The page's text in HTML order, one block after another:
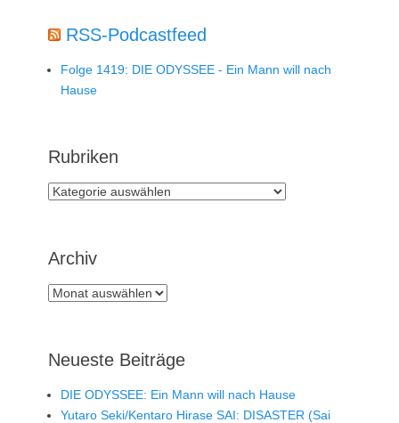
RSS-Podcastfeed
Folge 1419: DIE ODYSSEE - Ein Mann will nach
Hause
Rubriken
Rubriken
Archiv
Archiv
Neueste Beiträge
DIE ODYSSEE: Ein Mann will nach Hause
Yutaro Seki/Kentaro Hirase SAI: DISASTER (Sai